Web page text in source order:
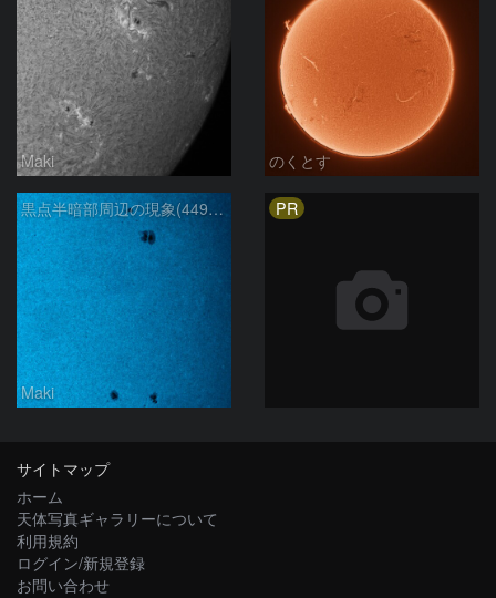
Maki のくとす
黒点半暗部周辺の現象(4498、4502付近)8/6
Maki
PR
サイトマップ
ホーム
天体写真ギャラリーについて
利用規約
ログイン/新規登録
お問い合わせ